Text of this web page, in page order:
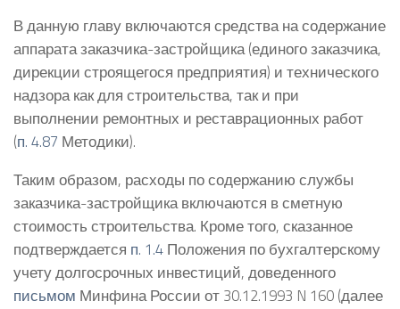
В данную главу включаются средства на содержание
аппарата заказчика-застройщика (единого заказчика,
дирекции строящегося предприятия) и технического
надзора как для строительства, так и при
выполнении ремонтных и реставрационных работ
(п. 4.87 Методики).
Таким образом, расходы по содержанию службы
заказчика-застройщика включаются в сметную
стоимость строительства. Кроме того, сказанное
подтверждается п. 1.4 Положения по бухгалтерскому
учету долгосрочных инвестиций, доведенного
письмом Минфина России от 30.12.1993 N 160 (далее